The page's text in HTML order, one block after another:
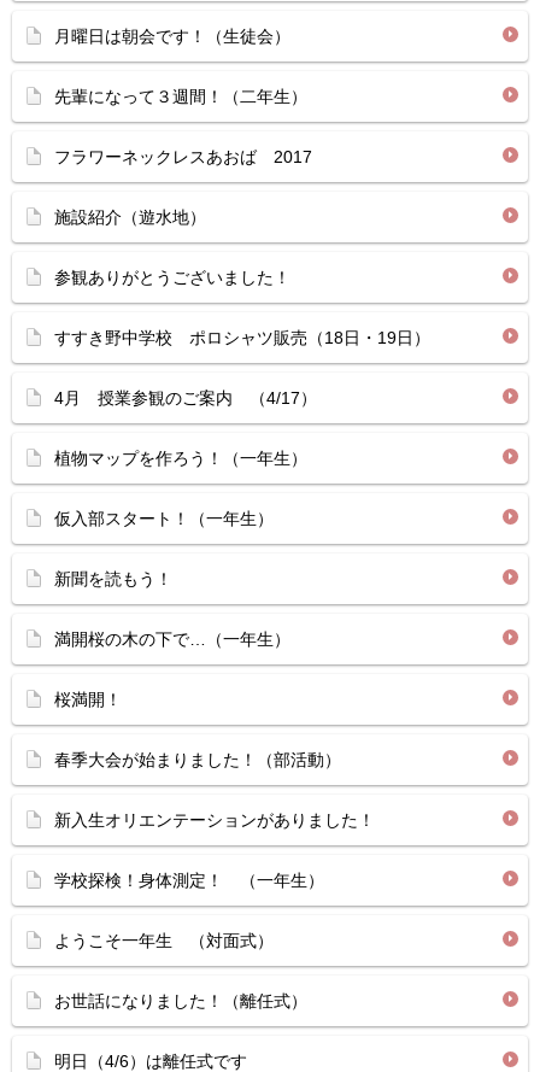
月曜日は朝会です！（生徒会）
先輩になって３週間！（二年生）
フラワーネックレスあおば 2017
施設紹介（遊水地）
参観ありがとうございました！
すすき野中学校 ポロシャツ販売（18日・19日）
4月 授業参観のご案内 （4/17）
植物マップを作ろう！（一年生）
仮入部スタート！（一年生）
新聞を読もう！
満開桜の木の下で…（一年生）
桜満開！
春季大会が始まりました！（部活動）
新入生オリエンテーションがありました！
学校探検！身体測定！ （一年生）
ようこそ一年生 （対面式）
お世話になりました！（離任式）
明日（4/6）は離任式です